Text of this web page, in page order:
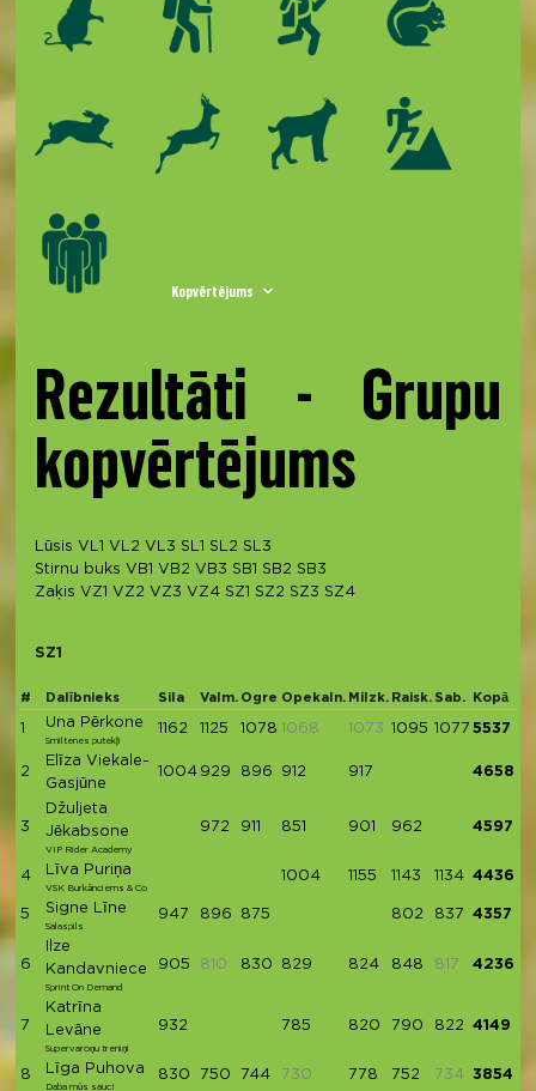
Kopvērtējums
Rezultāti - Grupu
kopvērtējums
Lūsis VL1 VL2 VL3 SL1 SL2 SL3
Stirnu buks VB1 VB2 VB3 SB1 SB2 SB3
Zaķis VZ1 VZ2 VZ3 VZ4 SZ1 SZ2 SZ3 SZ4
SZ1
# Dalībnieks Sila Valm. Ogre Opekaln. Milzk. Raisk. Sab. Kopā
1 Una Pērkone
Smiltenes putekļi
1162 1125 1078 1068 1073 1095 1077 5537
2
Elīza Viekale-
Gasjūne
1004 929 896 912 917 4658
3
Džuljeta
Jēkabsone
VIP Rider Academy
972 911 851 901 962 4597
4 Līva Puriņa
VSK Burkānciems & Co
1004 1155 1143 1134 4436
5 Signe Līne
Salaspils
947 896 875 802 837 4357
6
Ilze
Kandavniece
Sprint On Demand
905 810 830 829 824 848 817 4236
7
Katrīna
Levāne
Supervaroņu treniņi
932 785 820 790 822 4149
8 Līga Puhova
Daba mūs sauc!
830 750 744 730 778 752 734 3854